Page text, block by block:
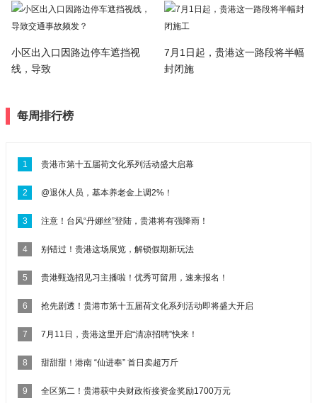
小区出入口因路边停车遮挡视
线，导致
7月1日起，贵港这一路段将半幅
封闭施
每周排行榜
1 贵港市第十五届荷文化系列活动盛大启幕
2 @退休人员，基本养老金上调2%！
3 注意！台风“丹娜丝”登陆，贵港将有强降雨！
4 别错过！贵港这场展览，解锁假期新玩法
5 贵港甄选招见习主播啦！优秀可留用，速来报名！
6 抢先剧透！贵港市第十五届荷文化系列活动即将盛大开启
7 7月11日，贵港这里开启“清凉招聘”快来！
8 甜甜甜！港南 “仙进奉” 首日卖超万斤
9 全区第二！贵港获中央财政衔接资金奖励1700万元